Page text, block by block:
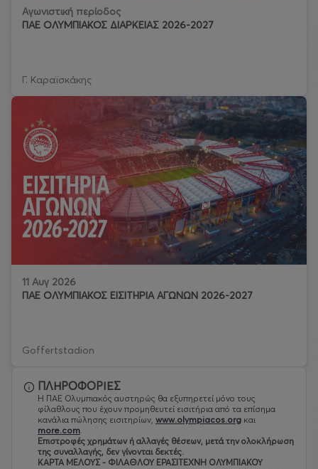
Αγωνιστική περίοδος
ΠΑΕ ΟΛΥΜΠΙΑΚΟΣ ΔΙΑΡΚΕΙΑΣ 2026-2027
Γ. Καραϊσκάκης
11 Αυγ 2026
ΠΑΕ ΟΛΥΜΠΙΑΚΟΣ ΕΙΣΙΤΗΡΙΑ ΑΓΩΝΩΝ 2026-2027
Goffertstadion
ΠΛΗΡΟΦΟΡΙΕΣ
Η ΠΑΕ Ολυμπιακός αυστηρώς θα εξυπηρετεί μόνο τους
φίλαθλους που έχουν προμηθευτεί εισιτήρια από τα επίσημα
κανάλια πώλησης εισιτηρίων, www.olympiacos.org και
more.com.
Eπιστροφές χρημάτων ή αλλαγές θέσεων, μετά την ολοκλήρωση
της συναλλαγής, δεν γίνονται δεκτές.
ΚΑΡΤΑ ΜΕΛΟΥΣ - ΦΙΛΑΘΛΟΥ ΕΡΑΣΙΤΕΧΝΗ ΟΛΥΜΠΙΑΚΟΥ